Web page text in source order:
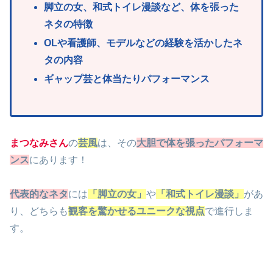
脚立の女、和式トイレ漫談など、体を張った
ネタの特徴
OLや看護師、モデルなどの経験を活かしたネ
タの内容
ギャップ芸と体当たりパフォーマンス
まつなみさんの芸風は、その大胆で体を張ったパフォーマ
ンスにあります！
代表的なネタには 「脚立の女」 や 「和式トイレ漫談」 があ
り、どちらも観客を驚かせるユニークな視点で進行しま
す。